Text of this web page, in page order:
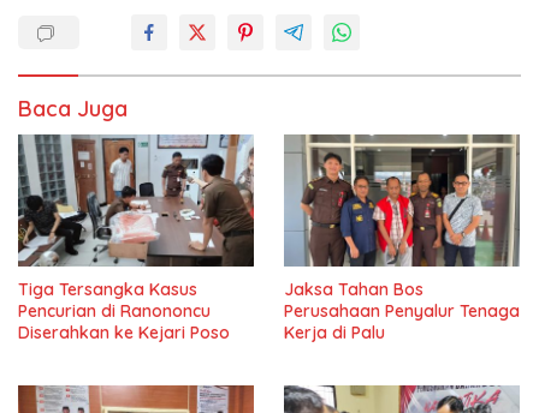
Baca Juga
Tiga Tersangka Kasus
Pencurian di Ranononcu
Diserahkan ke Kejari Poso
Jaksa Tahan Bos
Perusahaan Penyalur Tenaga
Kerja di Palu